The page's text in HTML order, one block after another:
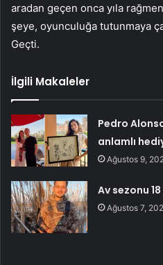
aradan geçen onca yıla
şeye, oyunculuğa tutunmaya
Geçti.
İlgili Makaleler
Pedro
anlamlı
Ağustos 9,
Av sezonu
Ağustos 7,